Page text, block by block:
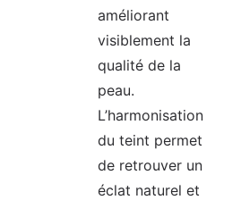
améliorant
visiblement la
qualité de la
peau.
L’harmonisation
du teint permet
de retrouver un
éclat naturel et